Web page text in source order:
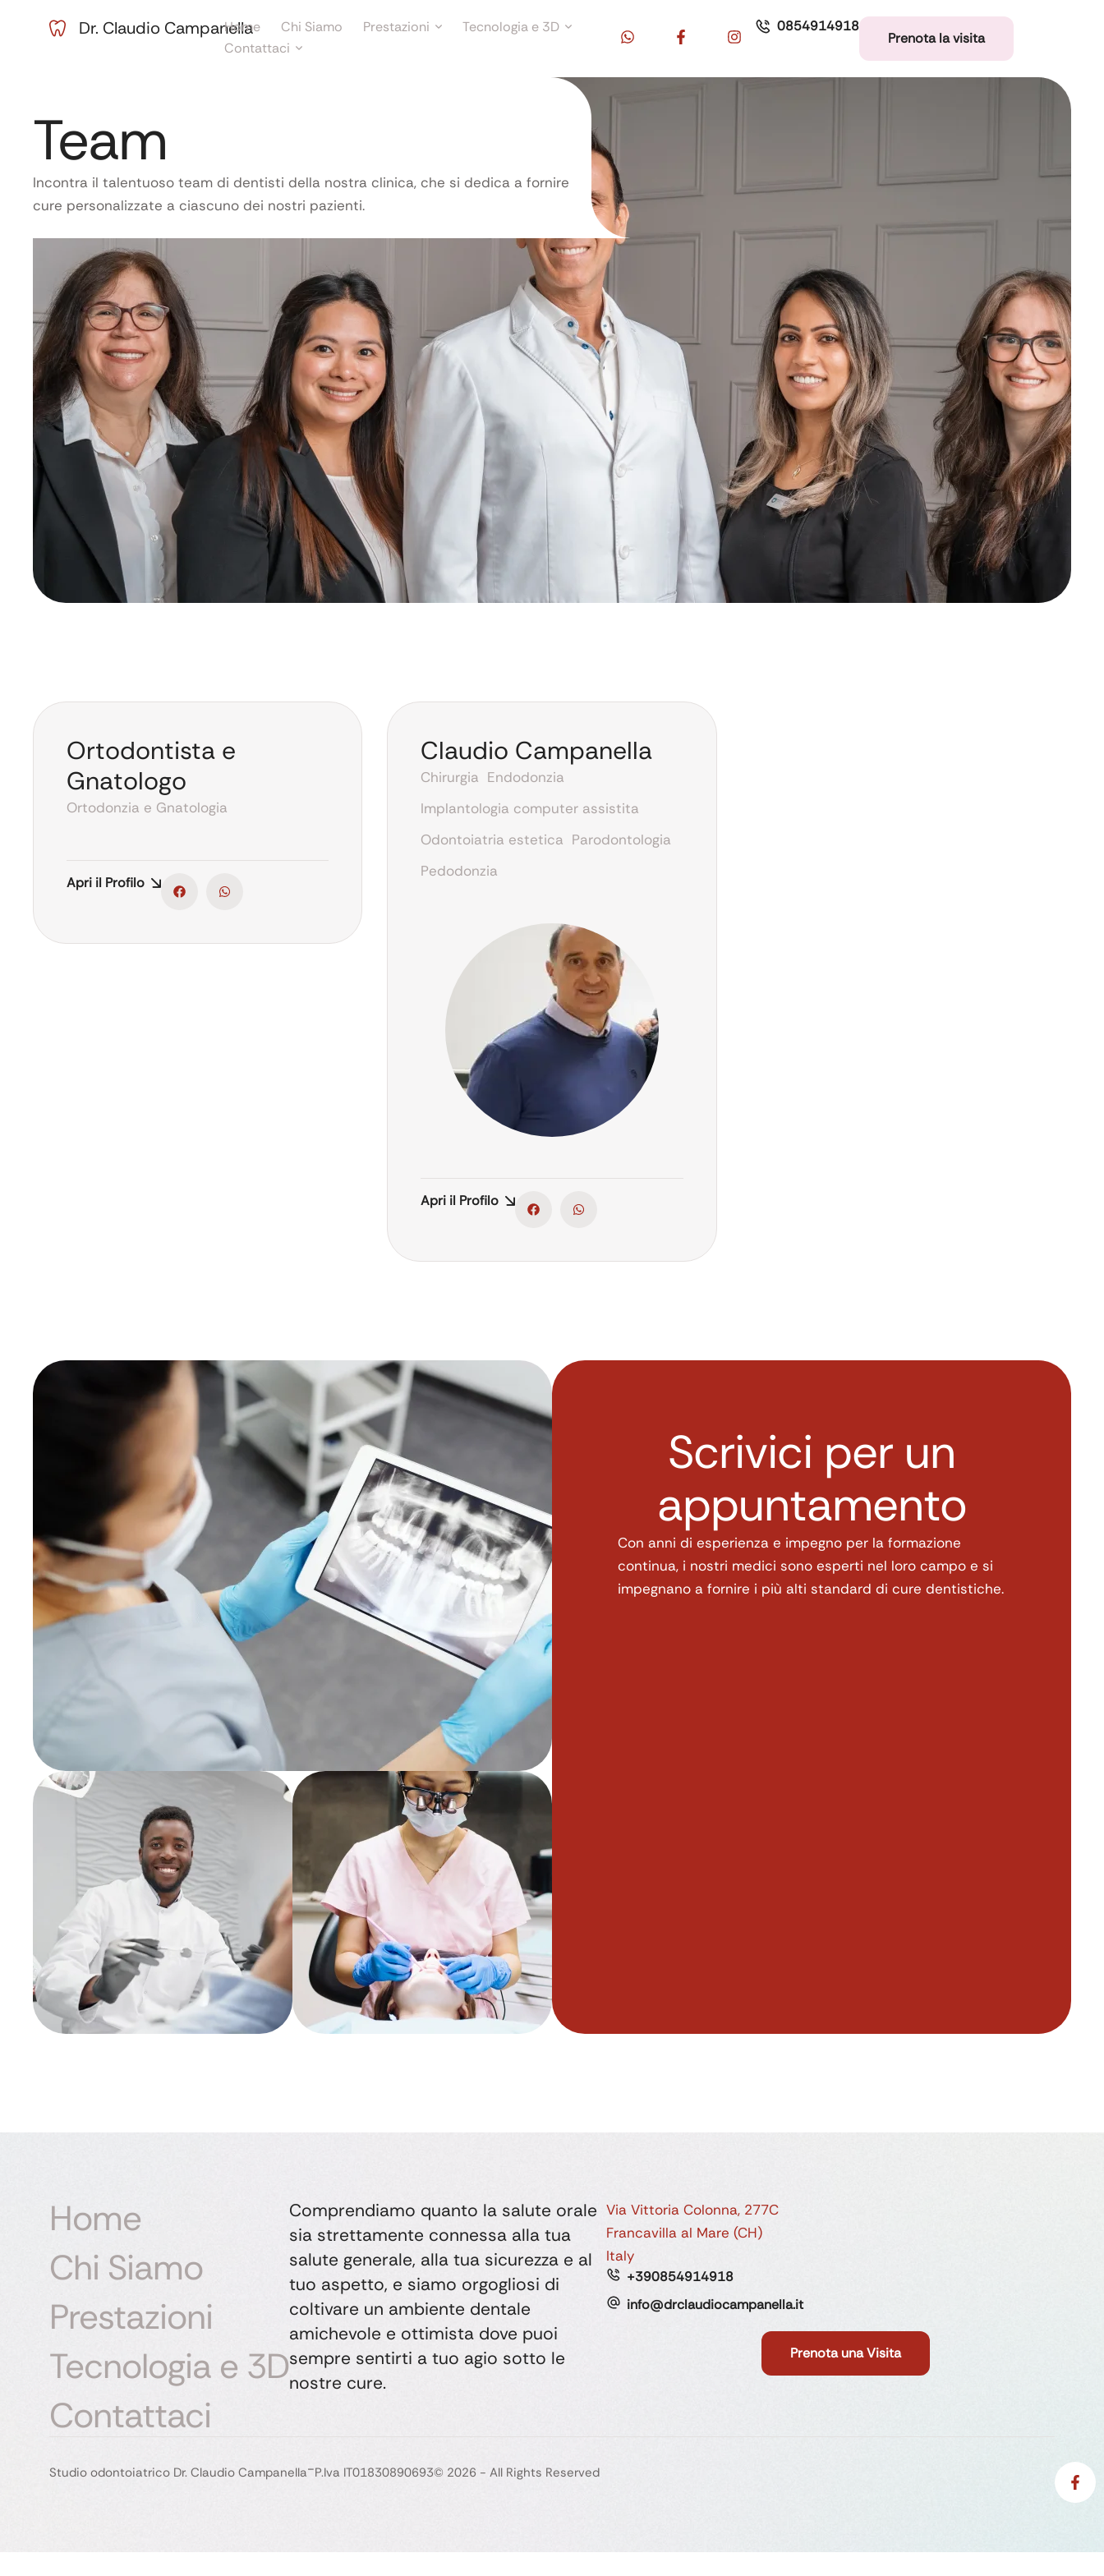
Dr. Claudio Campanella
Home Chi Siamo Prestazioni
Tecnologia e 3D
Contattaci
0854914918
Prenota la visita
Team
Incontra il talentuoso team di dentisti della nostra clinica, che si dedica a fornire
cure personalizzate a ciascuno dei nostri pazienti.
Ortodontista e
Gnatologo
Ortodonzia e Gnatologia
Apri il Profilo
Claudio Campanella
Chirurgia Endodonzia
Implantologia computer assistita
Odontoiatria estetica Parodontologia
Pedodonzia
Apri il Profilo
Scrivici per un
appuntamento
Con anni di esperienza e impegno per la formazione
continua, i nostri medici sono esperti nel loro campo e si
impegnano a fornire i più alti standard di cure dentistiche.
Home
Chi Siamo
Prestazioni
Tecnologia e 3D
Contattaci
Comprendiamo quanto la salute orale
sia strettamente connessa alla tua
salute generale, alla tua sicurezza e al
tuo aspetto, e siamo orgogliosi di
coltivare un ambiente dentale
amichevole e ottimista dove puoi
sempre sentirti a tuo agio sotto le
nostre cure.
Via Vittoria Colonna, 277C
Francavilla al Mare (CH)
Italy
+390854914918
info@drclaudiocampanella.it
Prenota una Visita
Studio odontoiatrico Dr. Claudio Campanella-P.Iva IT01830890693© 2026 - All Rights Reserved